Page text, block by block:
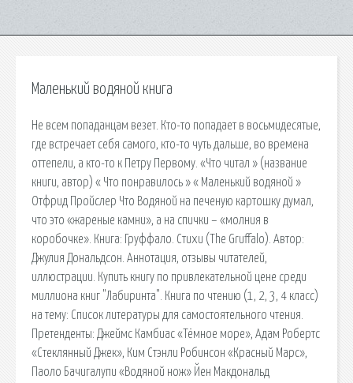
Маленький водяной книга
Не всем попаданцам везет. Кто-то попадает в восьмидесятые,
где встречает себя самого, кто-то чуть дальше, во времена
оттепели, а кто-то к Петру Первому. «Что читал » (название
книги, автор) « Что понравилось » « Маленький водяной »
Отфрид Пройслер Что Водяной на печеную картошку думал,
что это «жареные камни», а на спички – «молния в
коробочке». Книга: Груффало. Стихи (The Gruffalo). Автор:
Джулия Дональдсон. Аннотация, отзывы читателей,
иллюстрации. Купить книгу по привлекательной цене среди
миллиона книг "Лабиринта". Книга по чтению (1, 2, 3, 4 класс)
на тему: Список литературы для самостоятельного чтения.
Претенденты: Джеймс Камбиас «Тёмное море», Адам Робертс
«Стеклянный Джек», Ким Стэнли Робинсон «Красный Марс»,
Паоло Бачигалупи «Водяной нож» Йен Макдональд